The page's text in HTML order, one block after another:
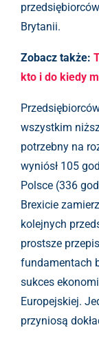
Brytanii.
Zobacz także:
kto i do kiedy
wszystkim
potrzebny na
wyniósł 105
Polsce (336
Brexicie
kolejnych
prostsze
fundamentach
sukces
Europejskiej.
przyniosą